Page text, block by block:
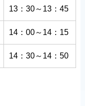
13：30～13：45
14：00～14：15
14：30～14：50